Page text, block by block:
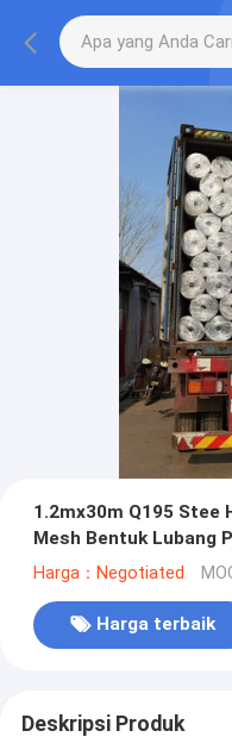
1.2mx30m Q195 Stee
Mesh Bentuk Lubang
Harga：Negotiated
Harga terbaik
Deskripsi Produk